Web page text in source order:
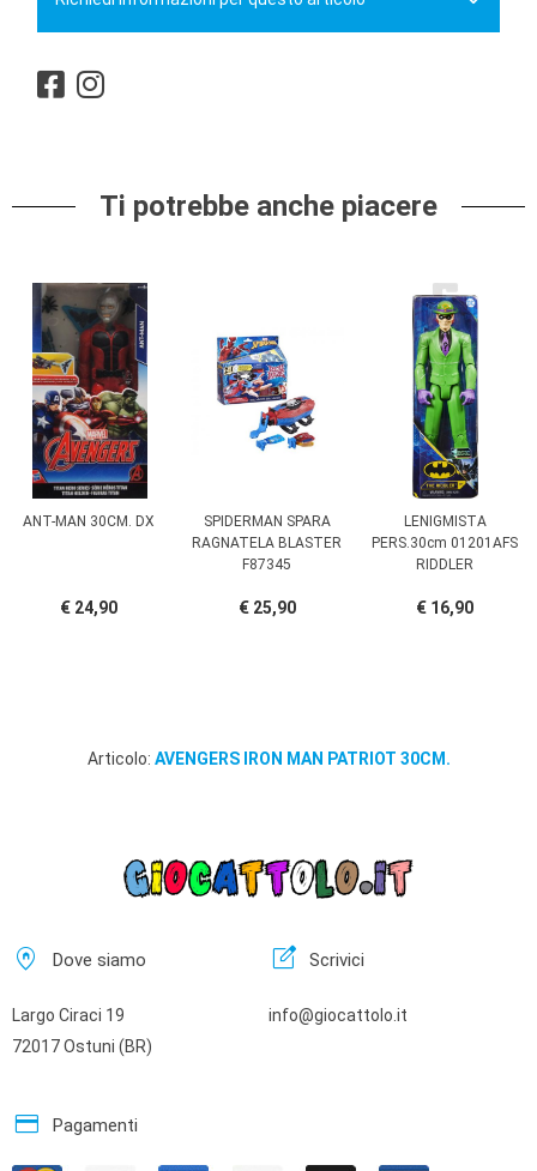
Ti potrebbe anche piacere
ANT-MAN 30CM. DX
€ 24,90
SPIDERMAN SPARA
RAGNATELA BLASTER
F87345
€ 25,90
LENIGMISTA
PERS.30cm 01201AFS
RIDDLER
€ 16,90
Articolo: AVENGERS IRON MAN PATRIOT 30CM.
home_pin Dove siamo
Largo Ciraci 19
72017 Ostuni (BR)
edit_square Scrivici
info@giocattolo.it
credit_card Pagamenti